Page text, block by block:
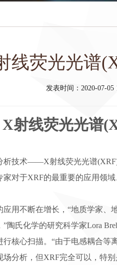
线荧光光谱
发表时间：2020-07-05
X射线荧光光谱
析技术——X射线荧光光谱
家对于XRF的最重要的应用领
不断在增长，“地质学家、
陶氏化学的研究科学家Lora
核心扫描。“由于电感耦合等
分析，但XRF完全可以，特